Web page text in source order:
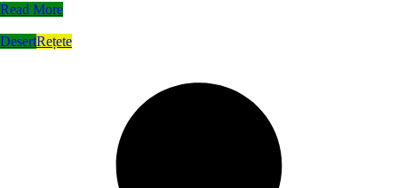
Read More
DesertRețete